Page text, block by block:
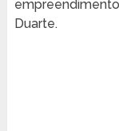
Duarte.